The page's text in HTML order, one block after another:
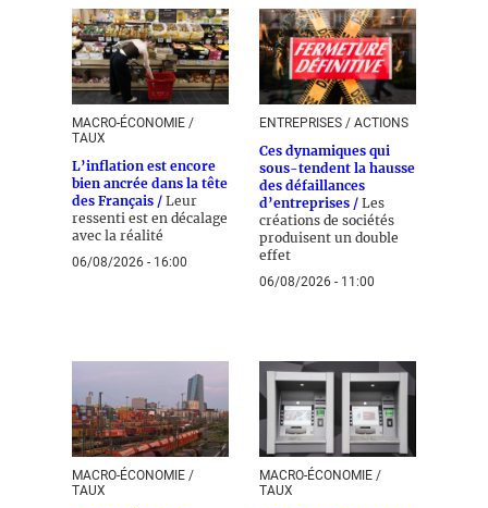
MACRO-ÉCONOMIE /
TAUX
L’inflation est encore
bien ancrée dans la tête
des Français / Leur
ressenti est en décalage
avec la réalité
06/08/2026 - 16:00
ENTREPRISES / ACTIONS
Ces dynamiques qui
sous-tendent la hausse
des défaillances
d’entreprises / Les
créations de sociétés
produisent un double
effet
06/08/2026 - 11:00
MACRO-ÉCONOMIE /
TAUX
MACRO-ÉCONOMIE /
TAUX